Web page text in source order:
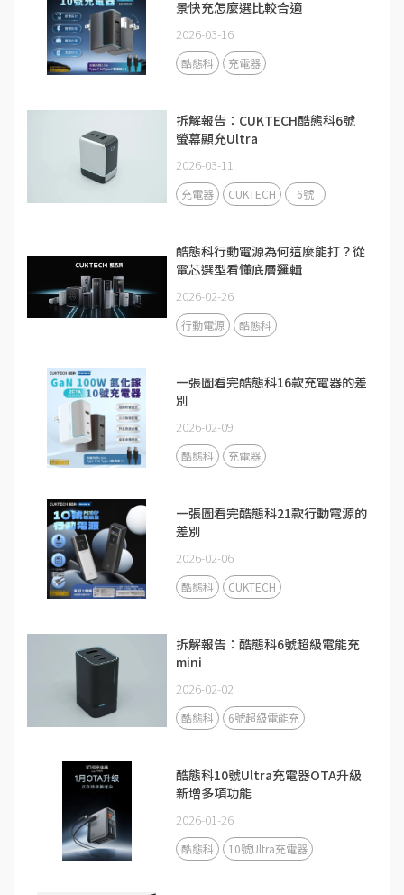
景快充怎麼選比較合適
2026-03-16
酷態科 充電器
拆解報告：CUKTECH酷態科6號
螢幕顯充Ultra
2026-03-11
充電器 CUKTECH 6號
酷態科行動電源為何這麼能打？從
電芯選型看懂底層邏輯
2026-02-26
行動電源 酷態科
一張圖看完酷態科16款充電器的差
別
2026-02-09
酷態科 充電器
一張圖看完酷態科21款行動電源的
差別
2026-02-06
酷態科 CUKTECH
拆解報告：酷態科6號超級電能充
mini
2026-02-02
酷態科 6號超級電能充
酷態科10號Ultra充電器OTA升級
新增多項功能
2026-01-26
酷態科 10號Ultra充電器